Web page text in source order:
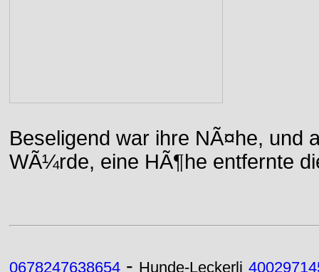
Beseligend war ihre NÃ¤he, und
WÃ¼rde, eine HÃ¶he entfernte
0678247638654 - Hunde-Leckerli